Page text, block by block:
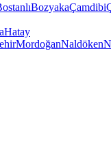
BozyakaÇamdibi
Hatay
MordoğanNaldöken